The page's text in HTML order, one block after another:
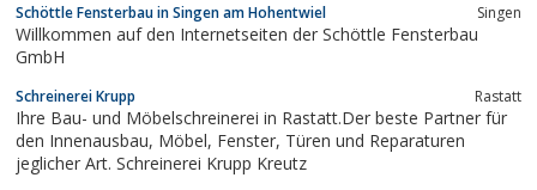
Schöttle Fensterbau in Singen am Hohentwiel Singen
Willkommen auf den Internetseiten der Schöttle Fensterbau
GmbH
Schreinerei Krupp Rastatt
Ihre Bau- und Möbelschreinerei in Rastatt.Der beste Partner für
den Innenausbau, Möbel, Fenster, Türen und Reparaturen
jeglicher Art. Schreinerei Krupp Kreutz